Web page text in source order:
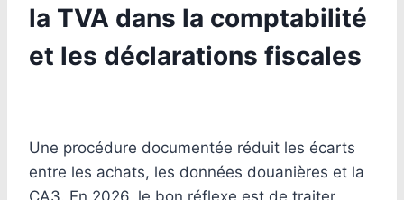
la TVA dans la comptabilité
et les déclarations fiscales
Une procédure documentée réduit les écarts
entre les achats, les données douanières et la